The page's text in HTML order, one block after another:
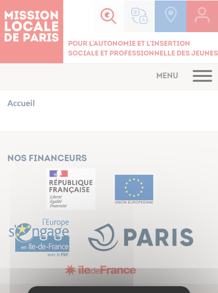
Pour l'autonomie et l'insertion
sociale et professionnelle des jeunes
MENU
Accueil
Nos financeurs